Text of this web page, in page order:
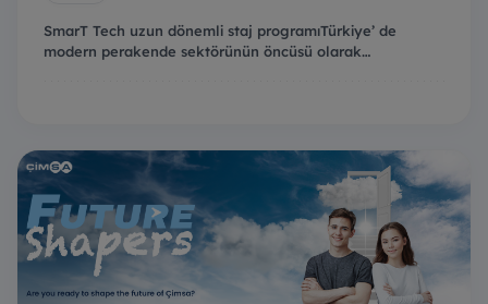
SmarT Tech uzun dönemli staj programıTürkiye’ de
modern perakende sektörünün öncüsü olarak